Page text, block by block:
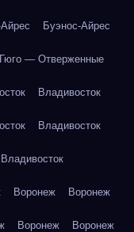
Буэнос-Айрес
Гюго — Отверженные
Владивосток
Владивосток
Владивосток
Воронеж Воронеж
Воронеж Воронеж